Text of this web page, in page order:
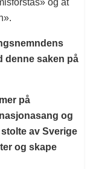
og at
denne saken på
på
og
av Sverige
og skape